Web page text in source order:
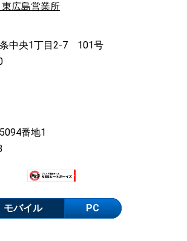
広島営業所
中央1丁目2-7 101号
番地1
モバイル PC